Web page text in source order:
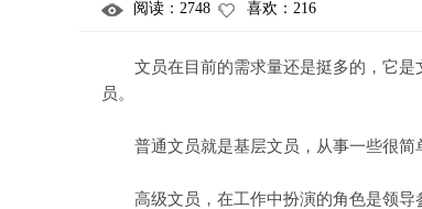
阅读： 2748 喜欢： 216
文员在目前的需求量还是挺多的，它是
员。
普通文员就是基层文员，从事一些很简
高级文员，在工作中扮演的角色是领导